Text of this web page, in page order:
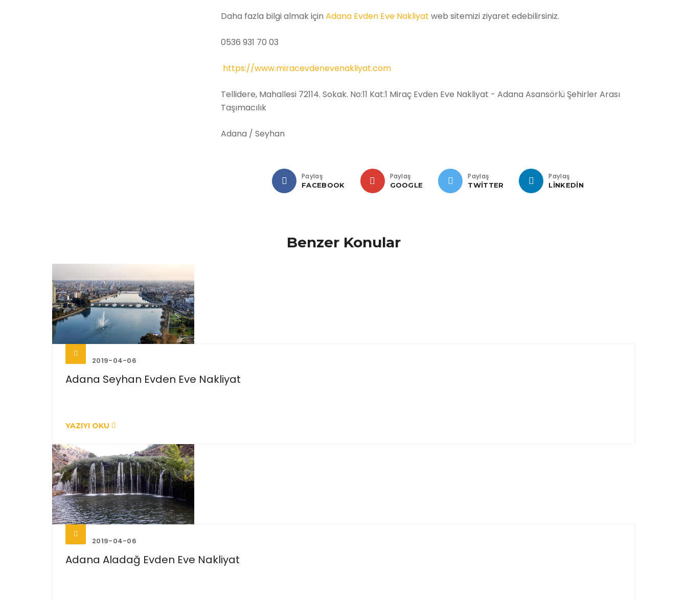
Daha fazla bilgi almak için Adana Evden Eve Nakliyat web sitemizi ziyaret edebilirsiniz.
0536 931 70 03
https://www.miracevdenevenakliyat.com
Tellidere, Mahallesi 72114. Sokak. No:11 Kat:1 Miraç Evden Eve Nakliyat - Adana Asansörlü Şehirler Arası
Taşımacılık
Adana / Seyhan
Paylaş
FACEBOOK
Paylaş
GOOGLE
Paylaş
TWITTER
Paylaş
LINKEDIN
Benzer Konular
2019-04-06
Adana Seyhan Evden Eve Nakliyat
YAZIYI OKU
2019-04-06
Adana Aladağ Evden Eve Nakliyat